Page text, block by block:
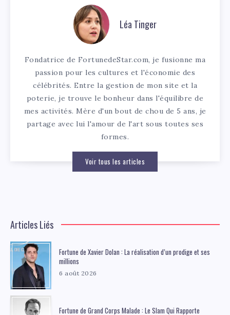
Léa Tinger
Fondatrice de FortunedeStar.com, je fusionne ma
passion pour les cultures et l'économie des
célébrités. Entre la gestion de mon site et la
poterie, je trouve le bonheur dans l'équilibre de
mes activités. Mère d'un bout de chou de 5 ans, je
partage avec lui l'amour de l'art sous toutes ses
formes.
Voir tous les articles
Articles Liés
Fortune de Xavier Dolan : La réalisation d’un prodige et ses
millions
6 août 2026
Fortune de Grand Corps Malade : Le Slam Qui Rapporte